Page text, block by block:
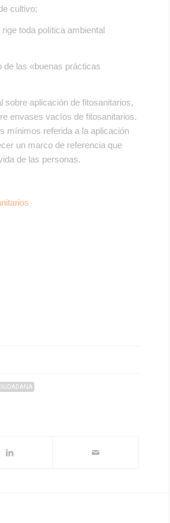
cultivo;
toda política ambiental
de las «buenas prácticas
sobre aplicación de fitosanitarios,
envases vacíos de fitosanitarios.
mínimos referida a la aplicación
un marco de referencia que
de las personas.